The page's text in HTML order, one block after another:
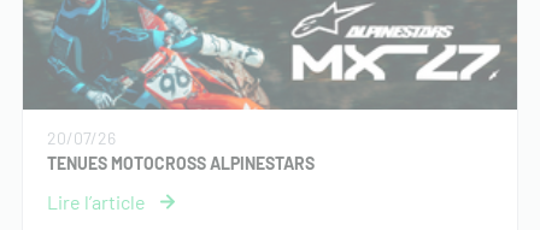
20/07/26
TENUES MOTOCROSS ALPINESTARS